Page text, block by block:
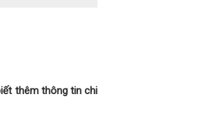
thêm thông tin chi